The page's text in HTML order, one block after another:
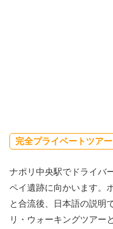
完全プライベートツアー
ナポリ中央駅でドライバ
ペイ遺跡に向かいます。
と合流後、日本語の説明
リ・ウォーキングツアー